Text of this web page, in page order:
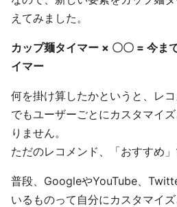
えてみました。
カップ麺タイマー × 〇〇 = 今ま
イマー
何を掛け算したかというと、レコ
でもユーザーごとにカスタマイ
りません。
ただのレコメンド、「おすすめ」
普段、GoogleやYouTube、
いるものって自分にカスタマイズ